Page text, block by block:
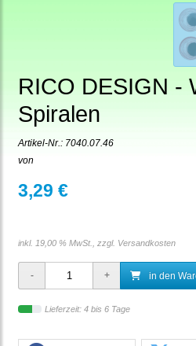
RICO DESIGN -
Spiralen
Artikel-Nr.: 7040.07.46
von
3,29 €
inkl. 19,00 % MwSt., zzgl. Versandkosten
in den
Lieferzeit: 4 bis 6 Tage